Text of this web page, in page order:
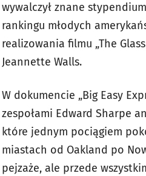
wywalczył znane
rankingu młodych
realizowania filmu „The
Jeannette Walls.
W dokumencie „Big Easy
zespołami Edward Sharpe
które jednym pociągiem
miastach od Oakland po
pejzaże, ale przede